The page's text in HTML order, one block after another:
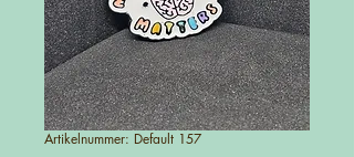
Artikelnummer: Default 157